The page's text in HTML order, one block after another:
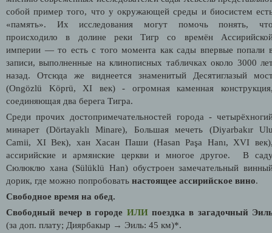
собой пример того, что у окружающей среды и биосистем
«память». Их исследования могут помочь понять,
происходило в долине реки Тигр со времён
империи — то есть с того момента как сады впервые попали
записи, выполненные на клинописных табличках около 3000
назад.Отсюда же виднеется знаменитый Десятиглазый
(Ongözlü Köprü, XI век)- огромная каменная
соединяющая два берега Тигра.
Среди прочих достопримечательностей города -
минарет (Dörtayaklı Minare), Большая мечеть (Diyarbakır
Camii, XI Век), хан Хасан Паши (Hasan Paşa Hanı, XVI
ассирийские и армянские церкви и многое другое. В
Сюлюклю хана (Sülüklü Han) обустроен замечательный
дорик, где можно попробовать настоящее ассирийское вино.
Свободное время на обед.
Свободный вечер в городе ИЛИпоездка в загадочный
(за доп. плату; Диярбакыр → Эиль: 45 км)*.